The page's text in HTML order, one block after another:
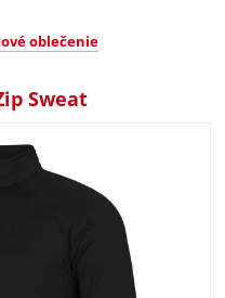
oblečenie
Sweat